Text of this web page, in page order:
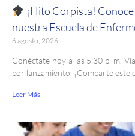
¡Hito Corpista!
nuestra Escuela de
6 agosto, 2026
Conéctate hoy a las 5:30 p. m.
por lanzamiento. ¡Comparte este
Leer Más